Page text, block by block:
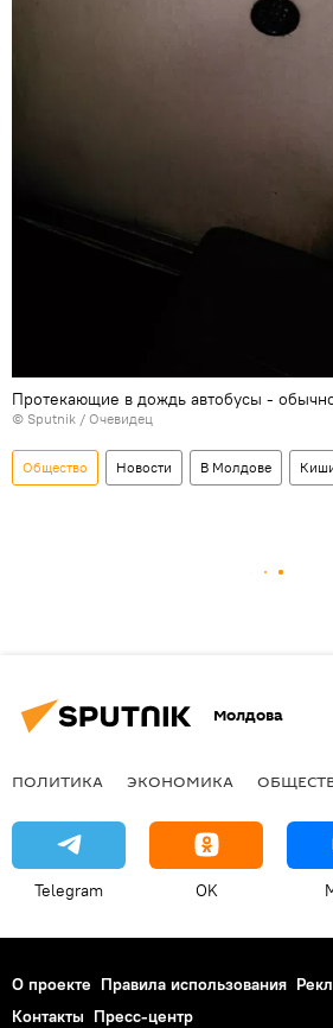
Протекающие в дождь автобусы -
© Sputnik / Очевидец
Общество Новости В Молдове
Молдова
ПОЛИТИКА ЭКОНОМИКА
Telegram OK
О проекте Правила использования
Контакты Пресс-центр